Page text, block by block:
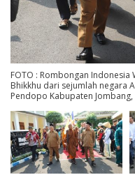
FOTO : Rombongan Indonesia
Bhikkhu dari sejumlah negara
Pendopo Kabupaten